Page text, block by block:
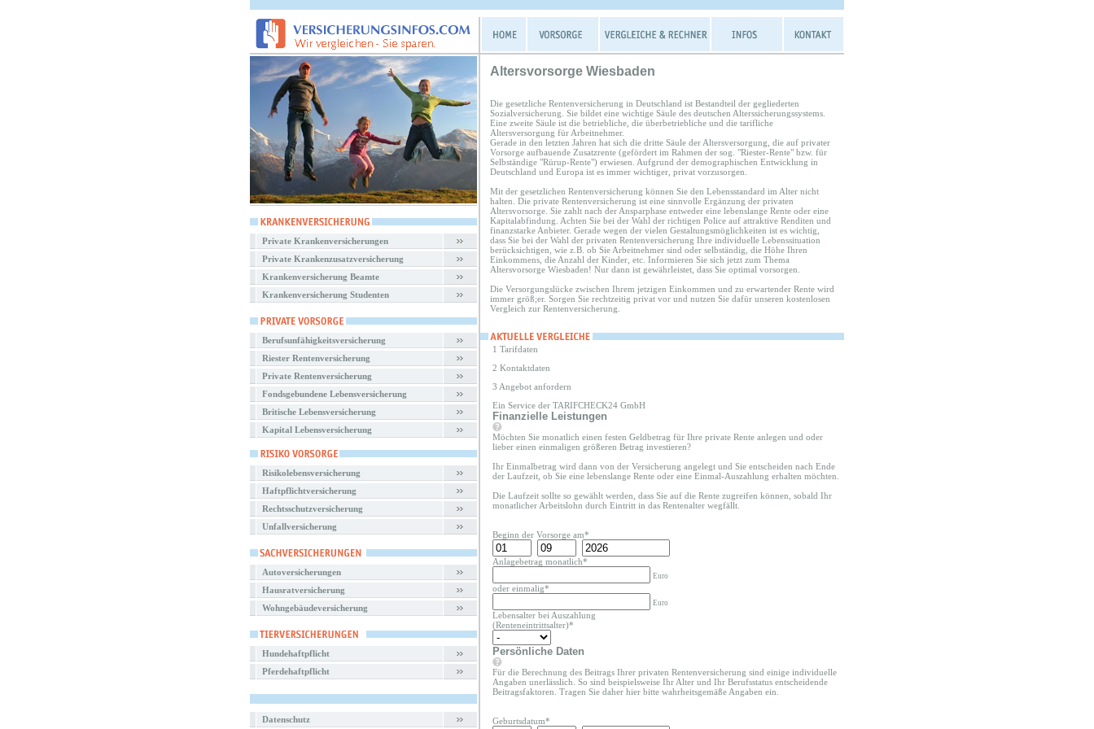
Private Krankenversicherungen
Private Krankenzusatzversicherung
Krankenversicherung Beamte
Krankenversicherung Studenten
Berufsunfähigkeitsversicherung
Riester Rentenversicherung
Private Rentenversicherung
Fondsgebundene Lebensversicherung
Britische Lebensversicherung
Kapital Lebensversicherung
Risikolebensversicherung
Haftpflichtversicherung
Rechtsschutzversicherung
Unfallversicherung
Autoversicherungen
Hausratversicherung
Wohngebäudeversicherung
Hundehaftpflicht
Pferdehaftpflicht
Datenschutz
Altersvorsorge Wiesbaden
Die gesetzliche Rentenversicherung in Deutschland ist Bestandteil der gegliederten
Sozialversicherung. Sie bildet eine wichtige Säule des deutschen Alterssicherungssystems.
Eine zweite Säule ist die betriebliche, die überbetriebliche und die tarifliche
Altersversorgung für Arbeitnehmer.
Gerade in den letzten Jahren hat sich die dritte Säule der Altersversorgung, die auf privater
Vorsorge aufbauende Zusatzrente (gefördert im Rahmen der sog. "Riester-Rente" bzw. für
Selbständige "Rürup-Rente") erwiesen. Aufgrund der demographischen Entwicklung in
Deutschland und Europa ist es immer wichtiger, privat vorzusorgen.
Mit der gesetzlichen Rentenversicherung können Sie den Lebensstandard im Alter nicht
halten. Die private Rentenversicherung ist eine sinnvolle Ergänzung der privaten
Altersvorsorge. Sie zahlt nach der Ansparphase entweder eine lebenslange Rente oder eine
Kapitalabfindung. Achten Sie bei der Wahl der richtigen Police auf attraktive Renditen und
finanzstarke Anbieter. Gerade wegen der vielen Gestaltungsmöglichkeiten ist es wichtig,
dass Sie bei der Wahl der privaten Rentenversicherung Ihre individuelle Lebenssituation
berücksichtigen, wie z.B. ob Sie Arbeitnehmer sind oder selbständig, die Höhe Ihren
Einkommens, die Anzahl der Kinder, etc. Informieren Sie sich jetzt zum Thema
Altersvorsorge Wiesbaden! Nur dann ist gewährleistet, dass Sie optimal vorsorgen.
Die Versorgungslücke zwischen Ihrem jetzigen Einkommen und zu erwartender Rente wird
immer größ;er. Sorgen Sie rechtzeitig privat vor und nutzen Sie dafür unseren kostenlosen
Vergleich zur Rentenversicherung.
1 Tarifdaten
2 Kontaktdaten
3 Angebot anfordern
Ein Service der TARIFCHECK24 GmbH
Finanzielle Leistungen
Möchten Sie monatlich einen festen Geldbetrag für Ihre private Rente anlegen und oder
lieber einen einmaligen größeren Betrag investieren?
Ihr Einmalbetrag wird dann von der Versicherung angelegt und Sie entscheiden nach Ende
der Laufzeit, ob Sie eine lebenslange Rente oder eine Einmal-Auszahlung erhalten möchten.
Die Laufzeit sollte so gewählt werden, dass Sie auf die Rente zugreifen können, sobald Ihr
monatlicher Arbeitslohn durch Eintritt in das Rentenalter wegfällt.
Beginn der Vorsorge am*
Anlagebetrag monatlich*
Euro
oder einmalig*
Euro
Lebensalter bei Auszahlung
(Renteneintrittsalter)*
Persönliche Daten
Für die Berechnung des Beitrags Ihrer privaten Rentenversicherung sind einige individuelle
Angaben unerlässlich. So sind beispielsweise Ihr Alter und Ihr Berufsstatus entscheidende
Beitragsfaktoren. Tragen Sie daher hier bitte wahrheitsgemäße Angaben ein.
Geburtsdatum*